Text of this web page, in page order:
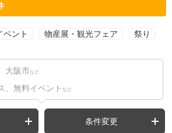
ベント 物産展・観光フェア 祭り
大阪市 など
、無料イベント など
条件変更